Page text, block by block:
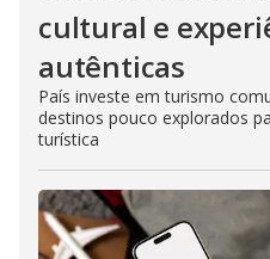
cultural e
autênticas
País investe em turismo
destinos pouco explorados
turística